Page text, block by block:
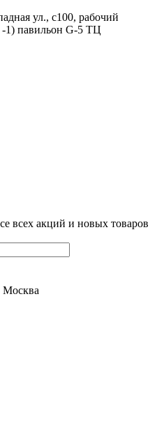
ул., с100, рабочий
-1) павильон G-5 ТЦ
всех акций и новых товаров
Москва